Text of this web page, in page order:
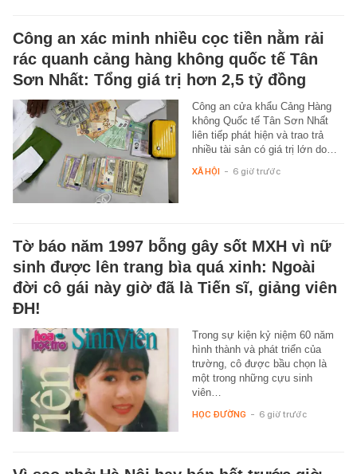
Công an xác minh nhiều cọc tiền nằm rải
rác quanh cảng hàng không quốc tế Tân
Sơn Nhất: Tổng giá trị hơn 2,5 tỷ đồng
Công an cửa khẩu Cảng Hàng
không Quốc tế Tân Sơn Nhất
liên tiếp phát hiện và trao trả
nhiều tài sản có giá trị lớn do…
XÃ HỘI - 6 giờ trước
Tờ báo năm 1997 bỗng gây sốt MXH vì nữ
sinh được lên trang bìa quá xinh: Ngoài
đời cô gái này giờ đã là Tiến sĩ, giảng viên
ĐH!
Trong sự kiện kỷ niệm 60 năm
hình thành và phát triển của
trường, cô được bầu chọn là
một trong những cựu sinh
viên…
HỌC ĐƯỜNG - 6 giờ trước